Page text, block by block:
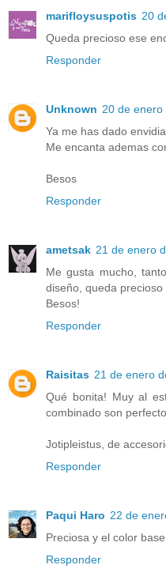
marifloysuspotis 20
Queda precioso ese
Responder
Unknown 20 de enero
Ya me has dado
Me encanta ademas
Besos
Responder
ametsak 21 de enero
Me gusta mucho,
diseño, queda precioso
Besos!
Responder
Raisitas 21 de enero
Qué bonita! Muy al
combinado son
Jotipleistus, de
Responder
Paqui Haro 22 de
Preciosa y el color
Responder